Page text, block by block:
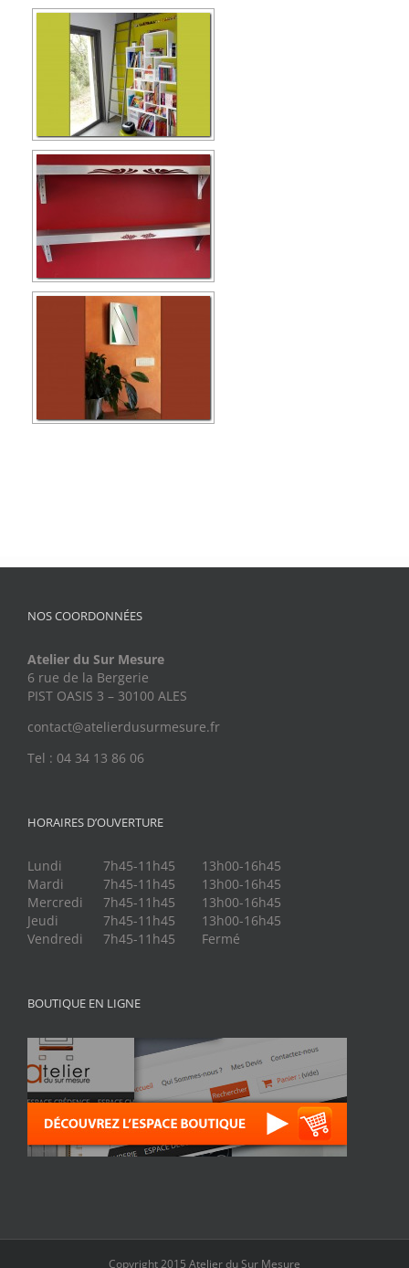
NOS COORDONNÉES
Atelier du Sur Mesure
6 rue de la Bergerie
PIST OASIS 3 – 30100 ALES
contact@atelierdusurmesure.fr
Tel : 04 34 13 86 06
HORAIRES D’OUVERTURE
Lundi 7h45-11h45
13h00-16h45
Mardi
7h45-11h45
13h00-16h45
Mercredi
7h45-11h45
13h00-16h45
Jeudi
7h45-11h45
13h00-16h45
Vendredi
7h45-11h45 Fermé
BOUTIQUE EN LIGNE
Copyright 2015 Atelier du Sur Mesure